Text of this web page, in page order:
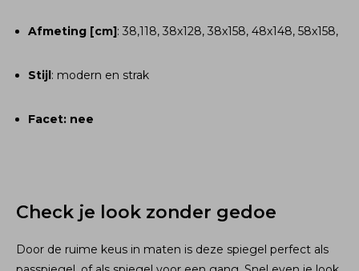
Afmeting [cm]: 38,118, 38x128, 38x158, 48x148, 58x158,
Stijl: modern en strak
Facet: nee
Check je look zonder gedoe
Door de ruime keus in maten is deze spiegel perfect als